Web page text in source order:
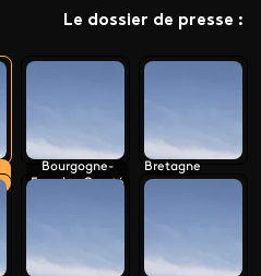
Le dossier de presse :
Bourgogne-
Franche-Comté
Bretagne